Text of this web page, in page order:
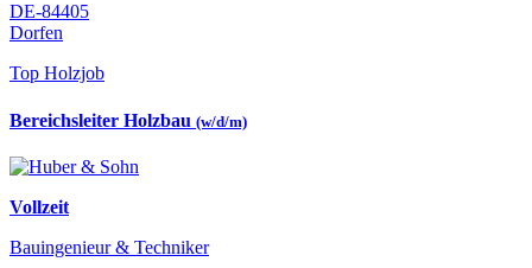
DE-84405
Dorfen
Top Holzjob
Bereichsleiter Holzbau (w/d/m)
Vollzeit
Bauingenieur & Techniker